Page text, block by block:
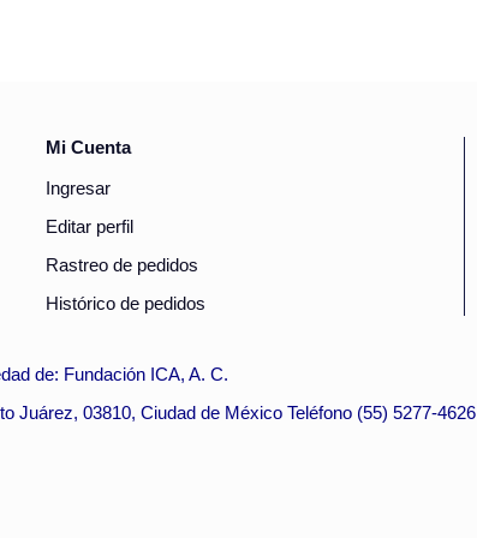
Mi Cuenta
Ingresar
Editar perfil
Rastreo de pedidos
Histórico de pedidos
de: Fundación ICA, A. C.
Juárez, 03810, Ciudad de México Teléfono (55) 5277-4626